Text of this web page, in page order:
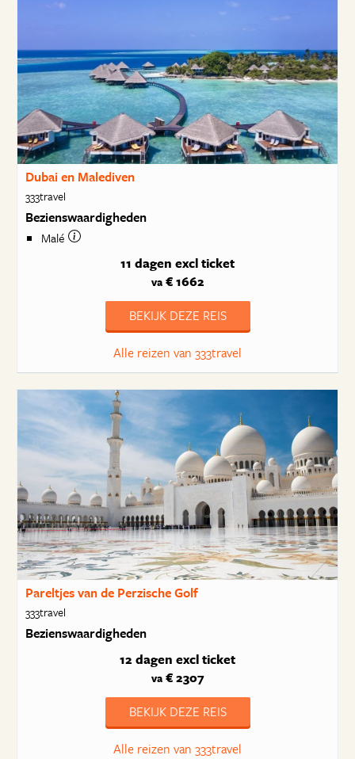
Dubai en Malediven
333travel
Bezienswaardigheden
Malé
11 dagen excl ticket
va€ 1662
BEKIJK DEZE REIS
Alle reizen van 333travel
Pareltjes van de Perzische Golf
333travel
Bezienswaardigheden
12 dagen excl ticket
va€ 2307
BEKIJK DEZE REIS
Alle reizen van 333travel